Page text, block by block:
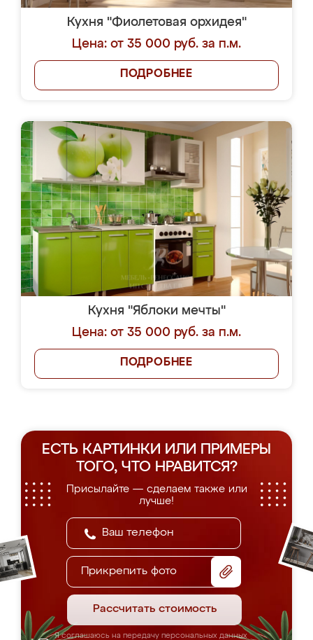
Кухня "Фиолетовая орхидея"
Цена: от 35 000 руб. за п.м.
ПОДРОБНЕЕ
Кухня "Яблоки мечты"
Цена: от 35 000 руб. за п.м.
ПОДРОБНЕЕ
ЕСТЬ КАРТИНКИ ИЛИ ПРИМЕРЫ
ТОГО, ЧТО НРАВИТСЯ?
Присылайте — сделаем также или
лучше!
Прикрепить фото
Рассчитать стоимость
Я соглашаюсь на передачу персональных данных